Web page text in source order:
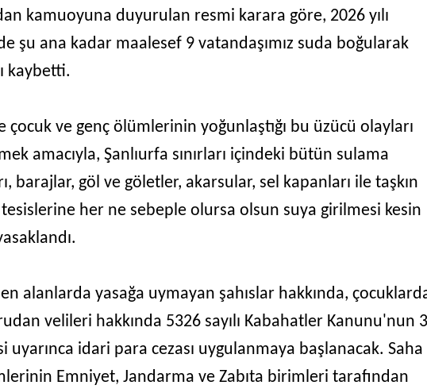
kamuoyuna duyurulan resmi karara göre, 2026 yılı
şu ana kadar maalesef 9 vatandaşımız suda boğularak
kaybetti.
çocuk ve genç ölümlerinin yoğunlaştığı bu üzücü olayları
amacıyla, Şanlıurfa sınırları içindeki bütün sulama
barajlar, göl ve göletler, akarsular, sel kapanları ile taşkın
her ne sebeple olursa olsun suya girilmesi kesin
alanlarda yasağa uymayan şahıslar hakkında,
velileri hakkında 5326 sayılı Kabahatler Kanunu'nun
uyarınca idari para cezası uygulanmaya başlanacak. Saha
Emniyet, Jandarma ve Zabıta birimleri tarafından